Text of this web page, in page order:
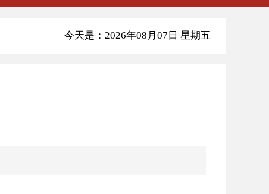
今天是：2026年08月07日 星期五